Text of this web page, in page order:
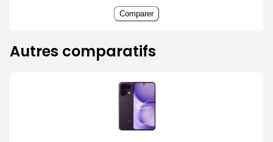
Comparer
Autres comparatifs